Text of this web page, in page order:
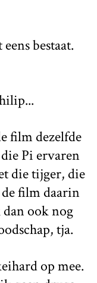
bestaat.
film dezelfde
Pi ervaren
die tijger, die
de film daarin
ook nog
tja.
op mee.